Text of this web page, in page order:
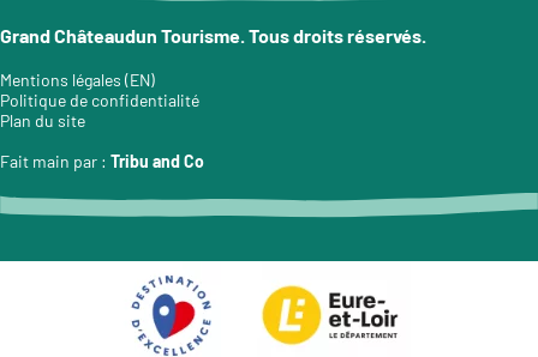
Grand Châteaudun Tourisme. Tous droits réservés.
Mentions légales (EN)
Politique de confidentialité
Plan du site
Fait main par : Tribu and Co